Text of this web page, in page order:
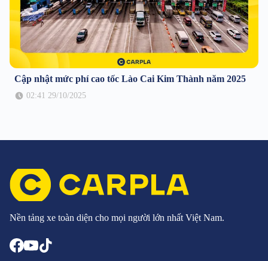
Cập nhật mức phí cao tốc Lào Cai Kim Thành năm 2025
02:41 29/10/2025
Nền tảng xe toàn diện cho mọi người lớn nhất Việt Nam.